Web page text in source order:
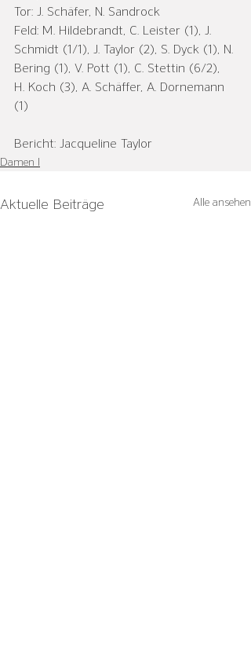
Tor: J. Schäfer, N. Sandrock
Feld: M. Hildebrandt, C. Leister (1), J.
Schmidt (1/1), J. Taylor (2), S. Dyck (1), N.
Bering (1), V. Pott (1), C. Stettin (6/2),
H. Koch (3), A. Schäffer, A. Dornemann
(1)
Bericht: Jacqueline Taylor
Damen I
Aktuelle Beiträge Alle ansehen